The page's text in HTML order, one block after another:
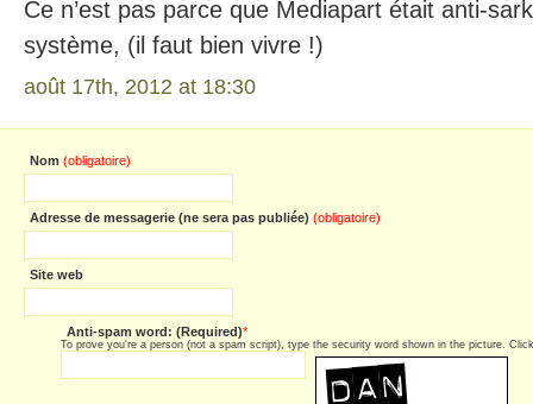
Ce n’est pas parce que Mediapart était anti-
système, (il faut bien vivre !)
août 17th, 2012 at 18:30
Nom (obligatoire)
Adresse de messagerie (ne sera pas publiée) (obligatoire)
Site web
Anti-spam word: (Required)*
To prove you're a person (not a spam script), type the security word shown in the picture.